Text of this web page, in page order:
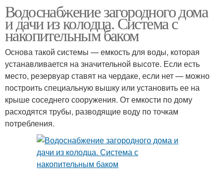
Водоснабжение загородного дома
и дачи из колодца. Система с
накопительным баком
Основа такой системы — емкость для воды, которая
устанавливается на значительной высоте. Если есть
место, резервуар ставят на чердаке, если нет — можно
построить специальную вышку или установить ее на
крыше соседнего сооружения. От емкости по дому
расходятся трубы, разводящие воду по точкам
потребления.